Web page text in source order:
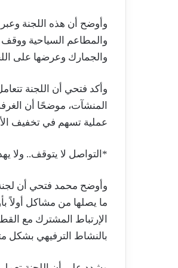
وأوضح أن هذه اللجنة
والمطاعم السياحية ووقف
والجمارك وعرضها على
وأكد فتحي أن اللجنة
المنشآت، موضحًا أن
عملية تسهم في تخفيف
*التواصل لا يتوقف.. ولا
وأوضح محمد فتحي أن
ما يصلها من مشاكل أولاً
الإرتباط المشترك مع
بالنشاط الترفيهي بشكل